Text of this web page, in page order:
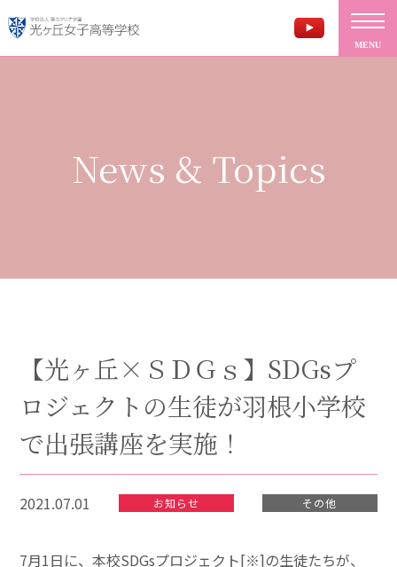
MENU
News & Topics
【光ヶ丘×ＳＤＧｓ】SDGsプ
ロジェクトの生徒が羽根小学校
で出張講座を実施！
2021.07.01 お知らせ その他
7月1日に、本校SDGsプロジェクト[※]の生徒たちが、